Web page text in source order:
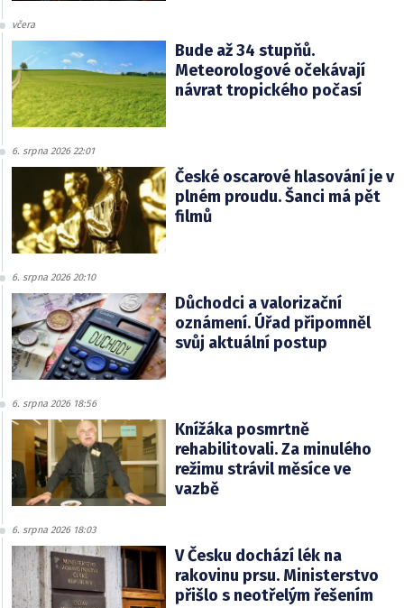
včera
Bude až 34 stupňů.
Meteorologové očekávají
návrat tropického počasí
6. srpna 2026 22:01
České oscarové hlasování je v
plném proudu. Šanci má pět
filmů
6. srpna 2026 20:10
Důchodci a valorizační
oznámení. Úřad připomněl
svůj aktuální postup
6. srpna 2026 18:56
Knížáka posmrtně
rehabilitovali. Za minulého
režimu strávil měsíce ve
vazbě
6. srpna 2026 18:03
V Česku dochází lék na
rakovinu prsu. Ministerstvo
přišlo s neotřelým řešením